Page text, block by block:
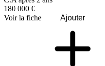
180 000 €
Voir la fiche
Ajouter